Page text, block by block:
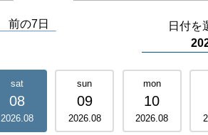
前の7日 日付を
sat
08
2026.08
sun
09
2026.08
mon
10
2026.08